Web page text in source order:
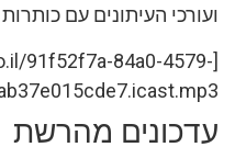
ועורכי העיתונים עם
91f52f7a-84a0-4579-
עדכונים מהרשת